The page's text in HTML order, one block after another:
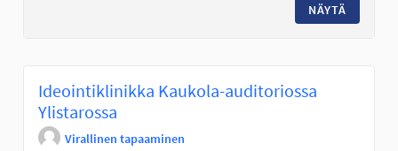
NÄYTÄ
Ideointiklinikka Kaukola-auditoriossa
Ylistarossa
Virallinen tapaaminen